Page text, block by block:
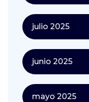
julio 2025
junio 2025
mayo 2025